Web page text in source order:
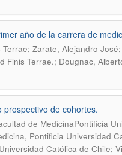
año de la carrera de
Zarate, Alejandro
Finis Terrae.; Dougnac,
de cohortes.
de MedicinaPontificia
Pontificia Universidad
Católica de Chile;